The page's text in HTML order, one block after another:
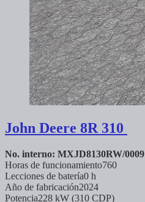
John Deere 8R 310
No. interno: MXJD8130RW/0009
Horas de funcionamiento760
Lecciones de batería0 h
Año de fabricación2024
Potencia228 kW (310 CDP)